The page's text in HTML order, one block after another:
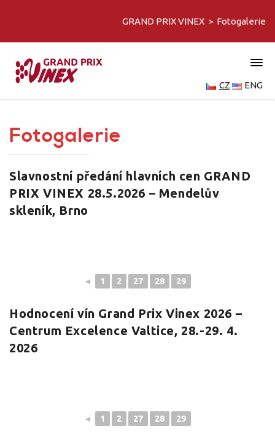
GRAND PRIX VINEX > Fotogalerie
CZ ENG
Fotogalerie
Slavnostní předání hlavních cen GRAND
PRIX VINEX 28.5.2026 – Mendelův
skleník, Brno
◄ 1 2 27 28 29
Hodnocení vín Grand Prix Vinex 2026 –
Centrum Excelence Valtice, 28.-29. 4.
2026
◄ 1 2 27 28 29